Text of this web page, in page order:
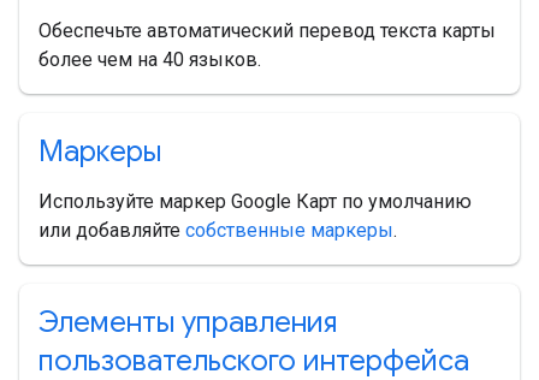
Обеспечьте автоматический перевод текста карты
более чем на 40 языков.
Маркеры
Используйте маркер Google Карт по умолчанию
или добавляйте собственные маркеры.
Элементы управления
пользовательского интерфейса